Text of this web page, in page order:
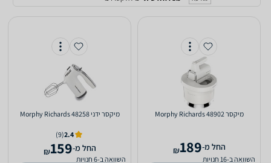
‏מיקסר 48902 Morphy Richards
‫החל מ-189
₪
השוואה ב-16 חנויות
‏מיקסר ידני 48258 Morphy Richards
2.4
(9)
‫החל מ-159
₪
השוואה ב-6 חנויות